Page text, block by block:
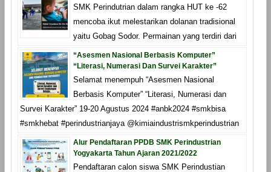
SMK Perindutrian dalam rangka HUT ke -62
mencoba ikut melestarikan dolanan tradisional
yaitu Gobag Sodor. Permainan yang terdiri dari
“Asesmen Nasional Berbasis Komputer”
“Literasi, Numerasi Dan Survei Karakter”
Selamat menempuh “Asesmen Nasional
Berbasis Komputer” “Literasi, Numerasi dan
Survei Karakter” 19-20 Agustus 2024 #anbk2024 #smkbisa
#smkhebat #perindustrianjaya @kimiaindustrismkperindustrian
Alur Pendaftaran PPDB SMK Perindustrian
Yogyakarta Tahun Ajaran 2021/2022
Pendaftaran calon siswa SMK Perindustian